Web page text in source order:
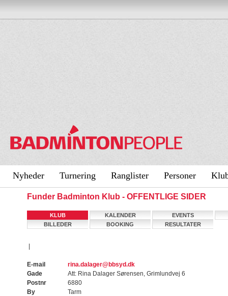
Nyheder Turnering Ranglister Personer
Funder Badminton Klub - OFFENTLIGE SIDER
KLUB KALENDER
EVENTS
BILLEDER
BOOKING RESULTATER
E-mail
rina.dalager@bbsyd.dk
Gade
Att: Rina Dalager Sørensen, Grimlundvej 6
Postnr
6880
By
Tarm